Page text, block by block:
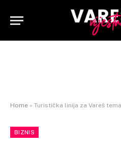
Home » Turistička linija za Vareš tema radnog
BIZNIS